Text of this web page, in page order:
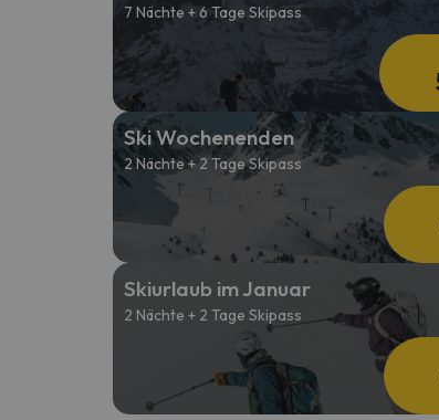
7 Nächte + 6 Tage Skipass
Ski Wochenenden
2 Nächte + 2 Tage Skipass
Skiurlaub im Januar
2 Nächte + 2 Tage Skipass